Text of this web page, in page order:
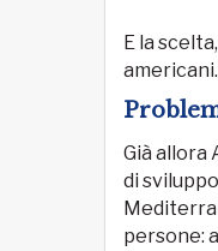
E la
americani.
Già allora
di
persone: